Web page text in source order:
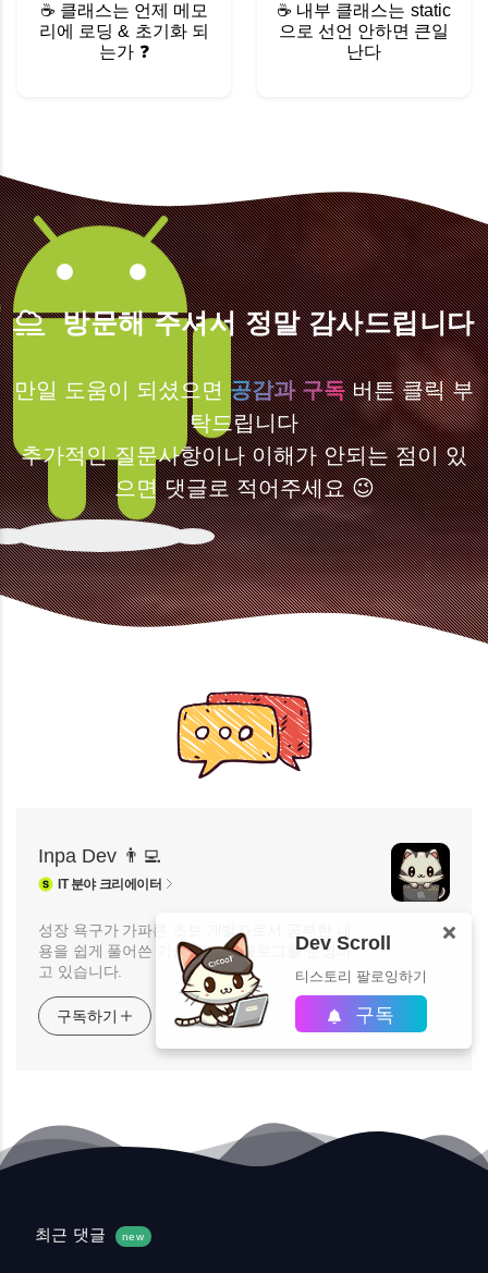
☕ 클래스는 언제 메모
리에 로딩 & 초기화 되
는가 ❓
☕ 내부 클래스는 static
으로 선언 안하면 큰일
난다
방문해 주셔서 정말 감사드립니다
만일 도움이 되셨으면 공감과 구독버튼 클릭 부
탁드립니다
추가적인 질문사항이나 이해가 안되는 점이 있
으면 댓글로 적어주세요 😉
Inpa Dev 👨‍💻
IT분야 크리에이터
성장 욕구가 가파른 초보 개발자로서 공부한 내
용을 쉽게 풀어쓴 기술 개발자 블로그를 운영하
고 있습니다.
구독하기
Dev Scroll
티스토리 팔로잉하기
구독
최근 댓글 new